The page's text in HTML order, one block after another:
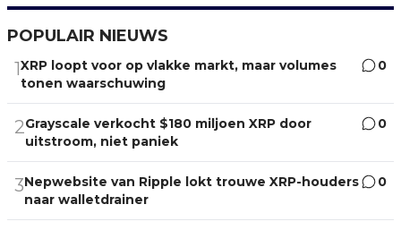
POPULAIR NIEUWS
1XRP loopt voor op vlakke markt, maar volumes
tonen waarschuwing
0
2Grayscale verkocht $180 miljoen XRP door
uitstroom, niet paniek
0
3Nepwebsite van Ripple lokt trouwe XRP-houders
naar walletdrainer
0